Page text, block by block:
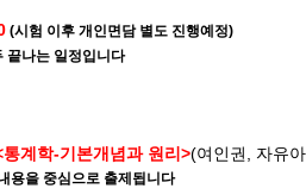
(시험 이후 개인면담 별도 진행예정)
끝나는 일정입니다
통계학-기본개념과 원리>(여인권, 자유
용을 중심으로 출제됩니다